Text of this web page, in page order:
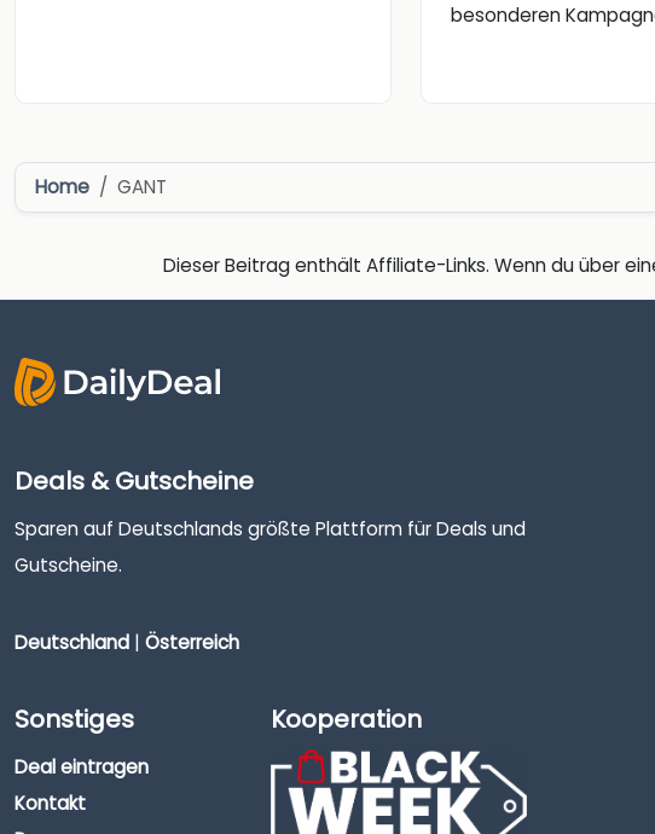
besonderen
Home GANT
Dieser Beitrag enthält Affiliate-Links. Wenn du über
Deals & Gutscheine
Sparen auf Deutschlands größte Plattform für Deals und
Gutscheine.
Deutschland | Österreich
Sonstiges
Deal eintragen
Kontakt
Kooperation